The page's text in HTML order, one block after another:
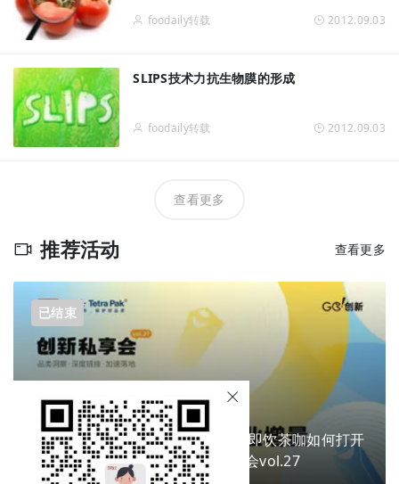
foodaily转载 2012.09.03
SLIPS技术力抗生物膜的形成
foodaily转载 2012.09.03
查看更多
推荐活动 查看更多
已结束
换个包装就能卖爆？掘金新场景，即饮茶咖如何打开
下一个商业增量？ | Go!创新私享会vol.27